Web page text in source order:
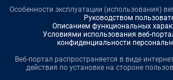
Особенности эксплуатации (использования)
Руководством
Описанием функциональных
Условиями использования веб-
конфиденциальности
Веб-портал распространяется в виде
действия по установке на стороне